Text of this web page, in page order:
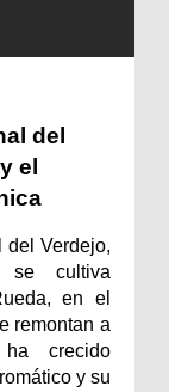
del
el
del Verdejo,
se cultiva
en el
remontan a
crecido
y su